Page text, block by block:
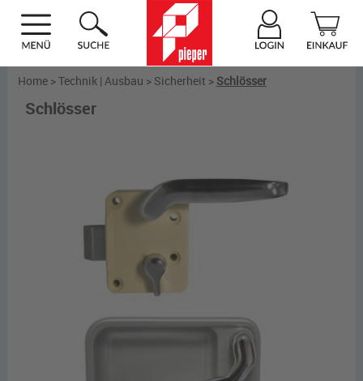
Home >Technik | Ausbau > Sicherheit > Schlösser
Schlösser